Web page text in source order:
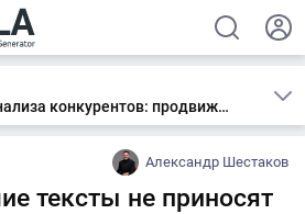
Ошибка 1. Отсутствие анализа конкурентов: продвижение «в вакууме»
Александр Шестаков
тексты не приносят